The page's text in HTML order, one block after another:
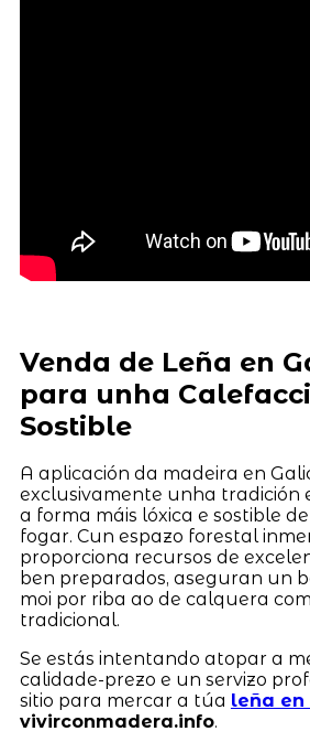
Venda de Leña en
para unha
Sostible
A aplicación da madeira en
exclusivamente unha tradición
a forma máis lóxica e sostible
fogar. Cun espazo forestal
proporciona recursos de
ben preparados, aseguran un
moi por riba ao de calquera
tradicional.
Se estás intentando atopar a
calidade-prezo e un servizo
sitio para mercar a túa leña en
vivirconmadera.info.